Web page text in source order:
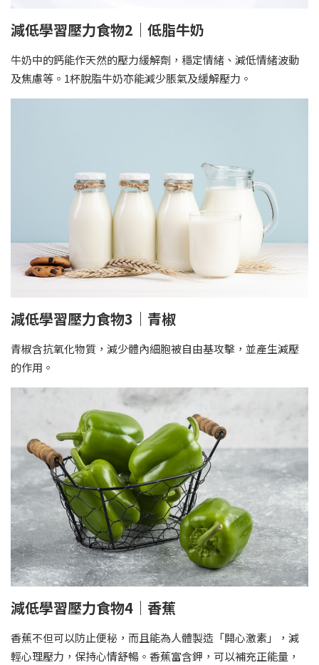
減低學習壓力食物2｜低脂牛奶
牛奶中的鈣能作天然的壓力緩解劑，穩定情緒、減低情緒波動
及焦慮等。1杯脫脂牛奶亦能減少脹氣及緩解壓力。
減低學習壓力食物3｜青椒
青椒含抗氧化物質，減少體內細胞被自由基攻擊，並產生減壓
的作用。
減低學習壓力食物4｜香蕉
香蕉不但可以防止便秘，而且能為人體製造「開心激素」，減
輕心理壓力，保持心情舒暢。香蕉富含鉀，可以補充正能量，